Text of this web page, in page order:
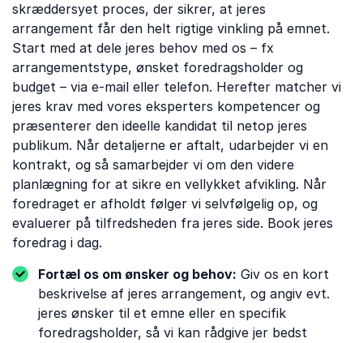
skræddersyet proces, der sikrer, at jeres
arrangement får den helt rigtige vinkling på emnet.
Start med at dele jeres behov med os – fx
arrangementstype, ønsket foredragsholder og
budget – via e-mail eller telefon. Herefter matcher vi
jeres krav med vores eksperters kompetencer og
præsenterer den ideelle kandidat til netop jeres
publikum. Når detaljerne er aftalt, udarbejder vi en
kontrakt, og så samarbejder vi om den videre
planlægning for at sikre en vellykket afvikling. Når
foredraget er afholdt følger vi selvfølgelig op, og
evaluerer på tilfredsheden fra jeres side. Book jeres
foredrag i dag.
Fortæl os om ønsker og behov: Giv os en kort
beskrivelse af jeres arrangement, og angiv evt.
jeres ønsker til et emne eller en specifik
foredragsholder, så vi kan rådgive jer bedst